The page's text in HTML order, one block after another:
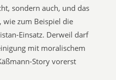
sondern auch, und das
wie zum Beispiel die
Einsatz. Derweil darf
mit moralischem
Story vorerst